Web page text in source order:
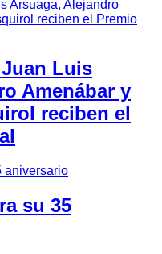
Luis
Amenábar y
reciben el
su 35